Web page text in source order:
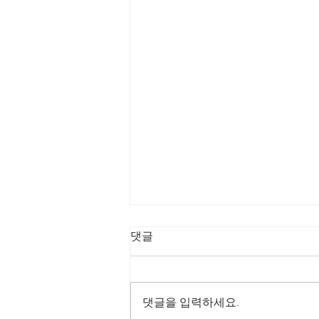
8/2/2026 회복의 비
개 1:8 8 너희는 산에 올라가서 나
무를 가져다가 성전을 건축하라 그
댓글
댓글을 입력하세요.